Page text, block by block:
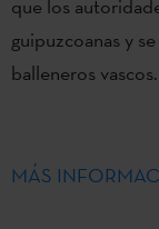
que los
guipuzcoanas y
balleneros vascos.
MÁS